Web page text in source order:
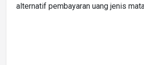
alternatif pembayaran uang jenis